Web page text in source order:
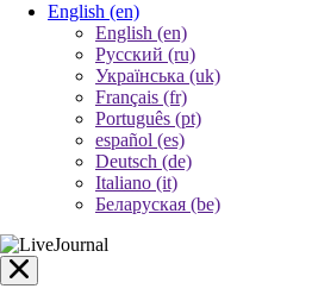
English (en)
English (en)
Русский (ru)
Українська (uk)
Français (fr)
Português (pt)
español (es)
Deutsch (de)
Italiano (it)
Беларуская (be)